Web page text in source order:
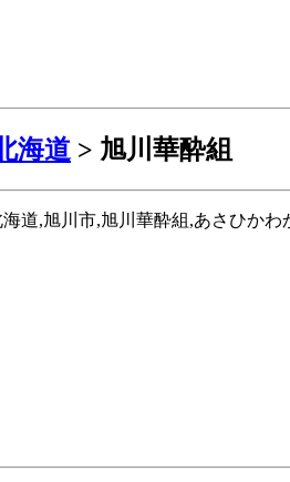
海道 > 旭川華酔組
道,旭川市,旭川華酔組,あさひか